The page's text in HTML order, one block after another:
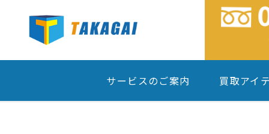
サービスのご案内 買取アイ